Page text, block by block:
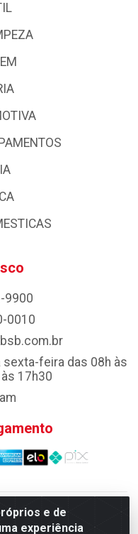
e de
experiência
9900
0010
feira das 08h às
17h30
Queiroz Comercio e
39 e, 41 - Setor